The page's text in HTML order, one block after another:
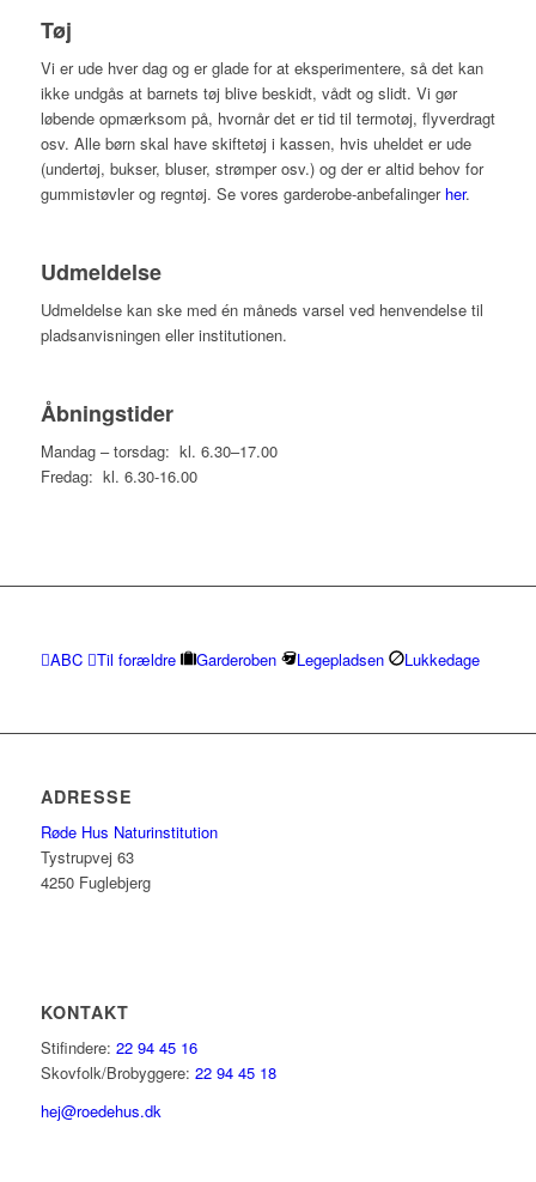
Tøj
Vi er ude hver dag og er glade for at eksperimentere, så det kan
ikke undgås at barnets tøj blive beskidt, vådt og slidt. Vi gør
løbende opmærksom på, hvornår det er tid til termotøj, flyverdragt
osv. Alle børn skal have skiftetøj i kassen, hvis uheldet er ude
(undertøj, bukser, bluser, strømper osv.) og der er altid behov for
gummistøvler og regntøj. Se vores garderobe-anbefalinger her.
Udmeldelse
Udmeldelse kan ske med én måneds varsel ved henvendelse til
pladsanvisningen eller institutionen.
Åbningstider
Mandag – torsdag: kl. 6.30–17.00
Fredag: kl. 6.30-16.00
ABC Til forældre Garderoben Legepladsen Lukkedage
ADRESSE
Røde Hus Naturinstitution
Tystrupvej 63
4250 Fuglebjerg
KONTAKT
Stifindere: 22 94 45 16
Skovfolk/Brobyggere: 22 94 45 18
hej@roedehus.dk